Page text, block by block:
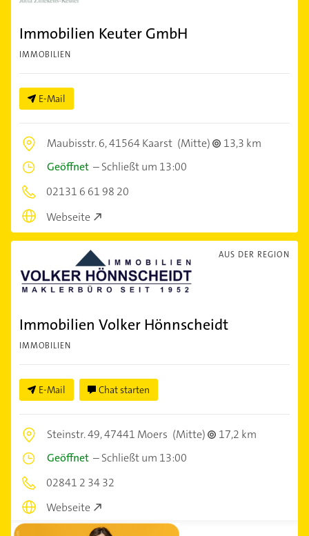
Immobilien Keuter GmbH
IMMOBILIEN
E-Mail
Maubisstr. 6,41564 Kaarst (Mitte)
13,3 km
Geöffnet –Schließt um 13:00
02131 6 61 98 20
Webseite
AUS DER REGION
Immobilien Volker Hönnscheidt
IMMOBILIEN
E-Mail Chat starten
Steinstr. 49,47441 Moers (Mitte)
17,2 km
Geöffnet –Schließt um 13:00
02841 2 34 32
Webseite